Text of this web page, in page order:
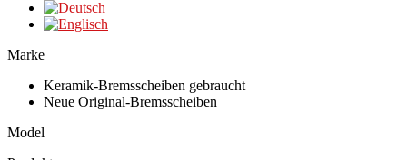
Marke
Keramik-Bremsscheiben gebraucht
Neue Original-Bremsscheiben
Model